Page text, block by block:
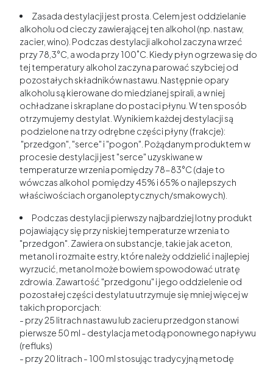
Zasada destylacji jest prosta. Celem jest oddzielanie
alkoholu od cieczy zawierającej ten alkohol (np. nastaw,
zacier, wino). Podczas destylacji alkohol zaczyna wrzeć
przy 78,3°C, a woda przy 100˚C. Kiedy płyn ogrzewa się do
tej temperatury alkohol zaczyna parować szybciej od
pozostałych składników nastawu. Następnie opary
alkoholu są kierowane do miedzianej spirali, a w niej
ochładzane i skraplane do postaci płynu. W ten sposób
otrzymujemy destylat. Wynikiem każdej destylacji są
podzielone na trzy odrębne części płyny (frakcje):
"przedgon", "serce" i "pogon". Pożądanym produktem w
procesie destylacji jest "serce" uzyskiwane w
temperaturze wrzenia pomiędzy 78-83°C (daje to
wówczas alkohol pomiędzy 45% i 65% o najlepszych
właściwościach organoleptycznych/smakowych).
Podczas destylacji pierwszy najbardziej lotny produkt
pojawiający się przy niskiej temperaturze wrzenia to
"przedgon". Zawiera on substancje, takie jak aceton,
metanol i rozmaite estry, które należy oddzielić i najlepiej
wyrzucić, metanol może bowiem spowodować utratę
zdrowia. Zawartość "przedgonu" i jego oddzielenie od
pozostałej części destylatu utrzymuje się mniej więcej w
takich proporcjach:
- przy 25 litrach nastawu lub zacieru przedgon stanowi
pierwsze 50 ml - destylacja metodą ponownego napływu
(refluks)
- przy 20 litrach - 100 ml stosując tradycyjną metodę